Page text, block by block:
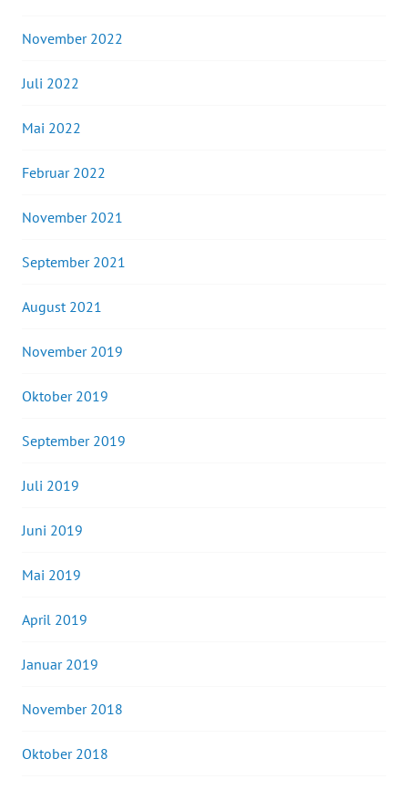
November 2022
Juli 2022
Mai 2022
Februar 2022
November 2021
September 2021
August 2021
November 2019
Oktober 2019
September 2019
Juli 2019
Juni 2019
Mai 2019
April 2019
Januar 2019
November 2018
Oktober 2018